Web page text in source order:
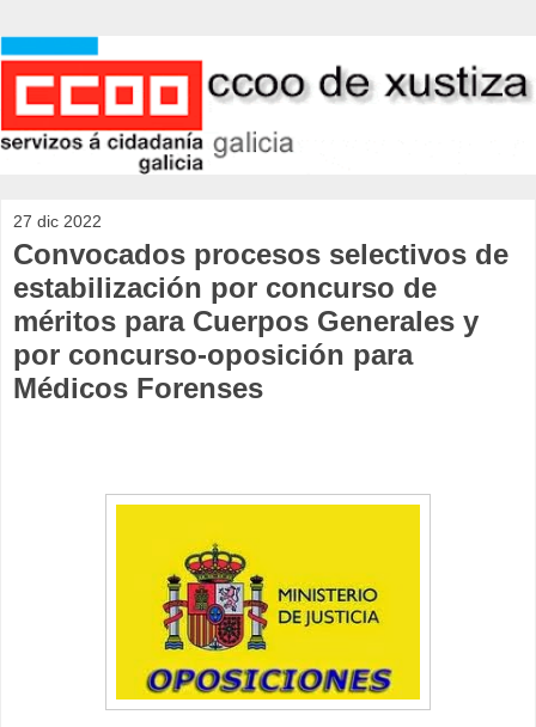
27 dic 2022
Convocados procesos selectivos de
estabilización por concurso de
méritos para Cuerpos Generales y
por concurso-oposición para
Médicos Forenses